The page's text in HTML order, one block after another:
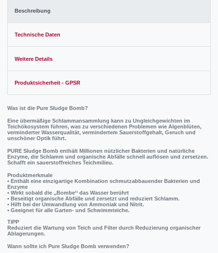
Beschreibung
Technische Daten
Weitere Details
Produktsicherheit - GPSR
Was ist die Pure Sludge Bomb?
Eine übermäßige Schlammansammlung kann zu Ungleichgewichten im
Teichökosystem führen, was zu verschiedenen Problemen wie Algenblüten,
verminderter Wasserqualität, vermindertem Sauerstoffgehalt, Geruch und
unschöner Optik führt.
PURE Sludge Bomb enthält Millionen nützlicher Bakterien und natürliche
Enzyme, die Schlamm und organische Abfälle schnell auflösen und zersetzen.
Schafft ein sauerstoffreiches Teichmilieu.
Produktmerkmale
• Enthält eine einzigartige Kombination schmutzabbauender Bakterien und
Enzyme
• Wirkt sobald die ,,Bombe‘‘ das Wasser berührt
• Beseitigt organische Abfälle und zersetzt und reduziert Schlamm.
• Hilft bei der Umwandlung von Ammoniak und Nitrit.
• Geeignet für alle Garten- und Schwimmteiche.
TIPP
Reduziert die Wartung von Teich und Filter durch Reduzierung organischer
Ablagerungen.
Wann sollte ich Pure Sludge Bomb verwenden?